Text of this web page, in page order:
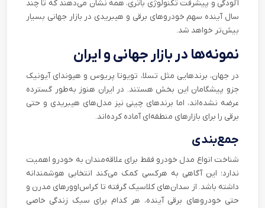
آلودگی و پیشرفت تکنولوژی باتری، همه نشان می‌دهند که تا چند
سال آینده سهم خودروهای برقی و هیبریدی در بازار جهانی بسیار
بیش‌تر خواهد شد.
نمونه‌ها در بازار جهانی و ایران
در جهان، برندهایی مثل تسلا، تویوتا پریوس و هیوندای آیونیک
جزو پیشگامان این بخش هستند. در ایران هنوز به‌طور گسترده
عرضه نشده‌اند، اما برندهای چینی نیز مدل‌های هیبریدی و حتی
برقی را برای بازارهای منطقه‌ای آماده کرده‌اند.
جمع‌بندی
شناخت انواع مدل خودرو فقط برای علاقه‌مندان به خودرو اهمیت
ندارد؛ این آگاهی به هرکسی کمک می‌کند انتخابی هوشمندانه
داشته باشد. از سدان‌های کلاسیک گرفته تا کراس‌اوورهای مدرن و
حتی خودروهای برقی آینده، هر کدام برای سبک زندگی خاصی